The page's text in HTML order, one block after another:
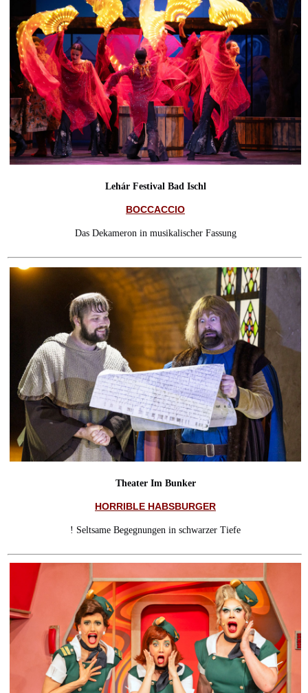
Lehár Festival Bad Ischl
BOCCACCIO
Das Dekameron in musikalischer Fassung
Theater Im Bunker
HORRIBLE HABSBURGER
! Seltsame Begegnungen in schwarzer Tiefe